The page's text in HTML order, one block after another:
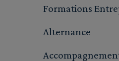
Formations
Alternance